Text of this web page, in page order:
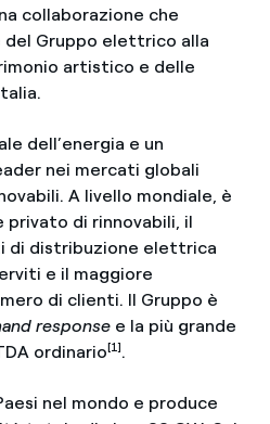
collaborazione che
Gruppo elettrico alla
artistico e delle
dell’energia e un
nei mercati globali
A livello mondiale, è
di rinnovabili, il
di distribuzione elettrica
e il maggiore
di clienti. Il Gruppo è
responsee la più grande
ordinario[1].
nel mondo e produce